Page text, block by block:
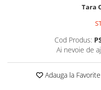
Tara
Cod Produs:
Ai nevoie de
Adauga la Favorite